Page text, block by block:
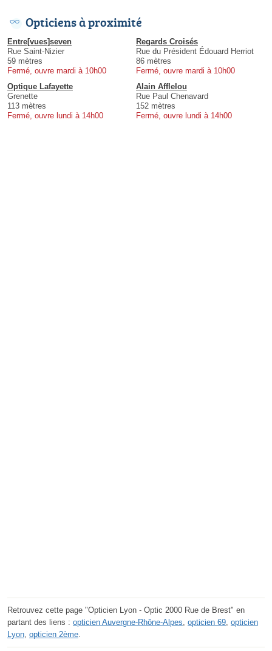
Opticiens à proximité
Entre[vues]seven
Rue Saint-Nizier
59 mètres
Fermé, ouvre mardi à 10h00
Regards Croisés
Rue du Président Édouard Herriot
86 mètres
Fermé, ouvre mardi à 10h00
Optique Lafayette
Grenette
113 mètres
Fermé, ouvre lundi à 14h00
Alain Afflelou
Rue Paul Chenavard
152 mètres
Fermé, ouvre lundi à 14h00
Retrouvez cette page "Opticien Lyon - Optic 2000 Rue de Brest" en
partant des liens : opticien Auvergne-Rhône-Alpes, opticien 69, opticien
Lyon, opticien 2ème.